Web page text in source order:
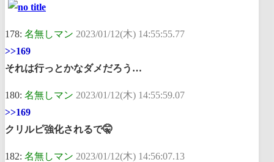
178: 名無しマン 2023/01/12(木) 14:55:55.77
>>169
それは行っとかなダメだろう…
180: 名無しマン 2023/01/12(木) 14:55:59.07
>>169
クリルピ強化されるで🤫
182: 名無しマン 2023/01/12(木) 14:56:07.13